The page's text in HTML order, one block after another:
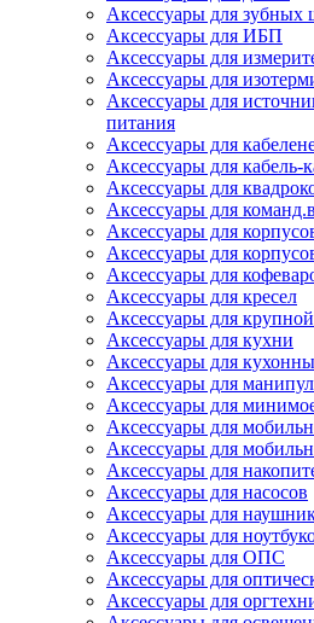
Аксессуары для зубных
Аксессуары для ИБП
Аксессуары для
Аксессуары для
Аксессуары для
питания
Аксессуары для
Аксессуары для кабель-
Аксессуары для
Аксессуары для
Аксессуары для
Аксессуары для
Аксессуары для
Аксессуары для кресел
Аксессуары для
Аксессуары для кухни
Аксессуары для
Аксессуары для
Аксессуары для
Аксессуары для
Аксессуары для
Аксессуары для
Аксессуары для насосов
Аксессуары для
Аксессуары для
Аксессуары для ОПС
Аксессуары для
Аксессуары для